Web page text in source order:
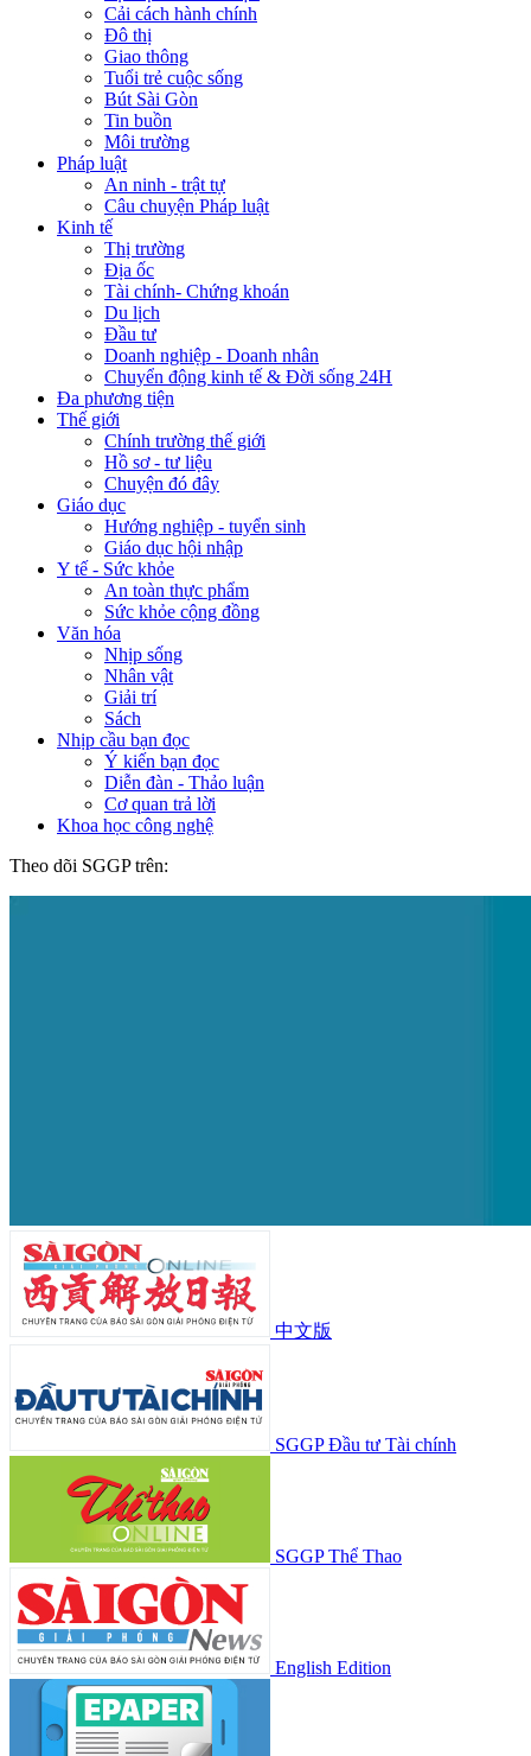
Cải cách hành chính
Đô thị
Giao thông
Tuổi trẻ cuộc sống
Bút Sài Gòn
Tin buồn
Môi trường
Pháp luật
An ninh - trật tự
Câu chuyện Pháp luật
Kinh tế
Thị trường
Địa ốc
Tài chính- Chứng khoán
Du lịch
Đầu tư
Doanh nghiệp - Doanh nhân
Chuyển động kinh tế & Đời sống 24H
Đa phương tiện
Thế giới
Chính trường thế giới
Hồ sơ - tư liệu
Chuyện đó đây
Giáo dục
Hướng nghiệp - tuyển sinh
Giáo dục hội nhập
Y tế - Sức khỏe
An toàn thực phẩm
Sức khỏe cộng đồng
Văn hóa
Nhịp sống
Nhân vật
Giải trí
Sách
Nhịp cầu bạn đọc
Ý kiến bạn đọc
Diễn đàn - Thảo luận
Cơ quan trả lời
Khoa học công nghệ
Theo dõi SGGP trên:
中文版
SGGP Đầu tư Tài chính
SGGP Thể Thao
English Edition